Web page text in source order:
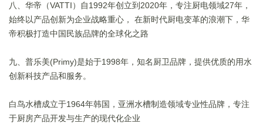
八、华帝（VATTI）自1992年创立到2020年，专注厨电领域27年，
始终以产品创新为企业战略重心， 在新时代厨电变革的浪潮下，华
帝积极打造中国民族品牌的全球化之路
九、普乐美(Primy)是始于1998年，知名厨卫品牌，提供优质的用水
创新科技产品和服务。
白鸟水槽成立于1964年韩国，亚洲水槽制造领域专业性品牌，专注
于厨房产品开发与生产的现代化企业